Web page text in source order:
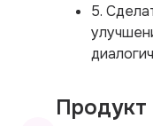
5.
Продукт